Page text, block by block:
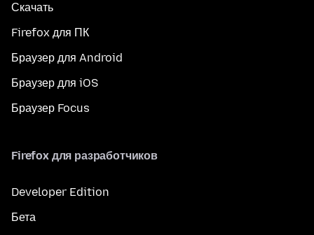
Скачать
Firefox для ПК
Браузер для Android
Браузер для iOS
Браузер Focus
Firefox для разработчиков
Developer Edition
Бета